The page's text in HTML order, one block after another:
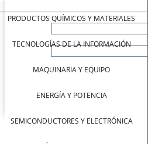
PRODUCTOS QUÍMICOS Y MATERIALES
TECNOLOGÍAS DE LA INFORMACIÓN
MAQUINARIA Y EQUIPO
ENERGÍA Y POTENCIA
SEMICONDUCTORES Y ELECTRÓNICA